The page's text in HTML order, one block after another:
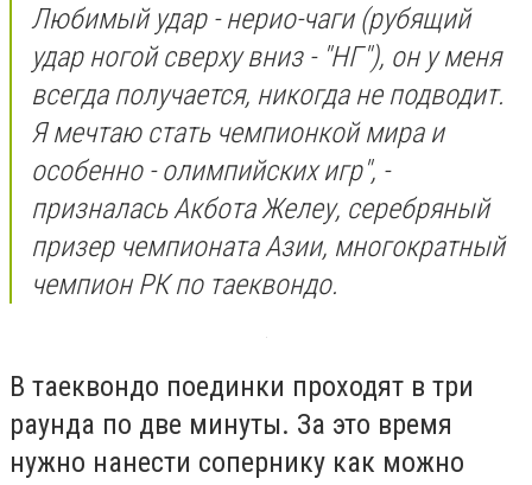
Любимый удар - нерио-чаги (рубящий
удар ногой сверху вниз - "НГ"), он у меня
всегда получается, никогда не подводит.
Я мечтаю стать чемпионкой мира и
особенно - олимпийских игр", -
призналась Акбота Желеу, серебряный
призер чемпионата Азии, многократный
чемпион РК по таеквондо.
В таеквондо поединки проходят в три
раунда по две минуты. За это время
нужно нанести сопернику как можно